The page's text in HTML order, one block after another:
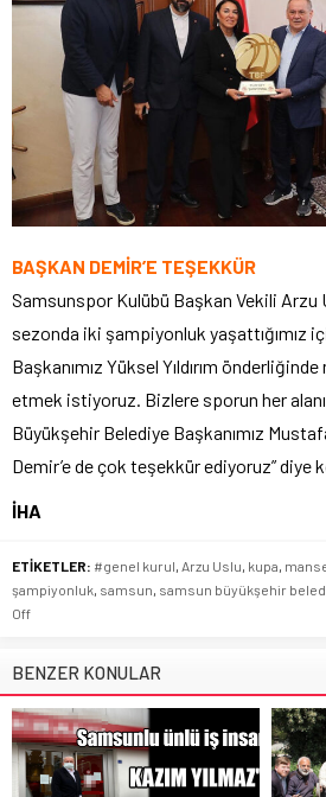
BAŞKAN DEMİR’E TEŞEKKÜR
Samsunspor Kulübü Başkan Vekili Arzu
sezonda iki şampiyonluk yaşattığımız
Başkanımız Yüksel Yıldırım
etmek istiyoruz. Bizlere sporun her
Büyükşehir Belediye Başkanımız
Demir’e de çok teşekkür ediyoruz” diye
İHA
ETİKETLER: #genel kurul, Arzu Uslu, kupa,
şampiyonluk, samsun, samsun büyükşehir
Off
BENZER KONULAR